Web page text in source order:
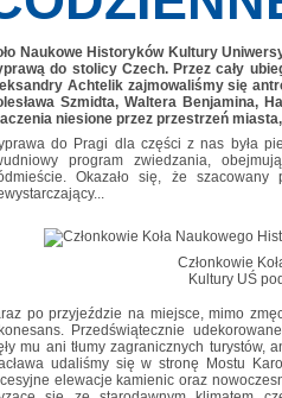
Naukowe Historyków Kultury
do stolicy Czech. Przez cały
Achtelik zajmowaliśmy się
Szmidta, Waltera Benjamina,
niesione przez przestrzeń
do Pragi dla części z nas była
program zwiedzania,
Okazało się, że
Członkowie
Kultury UŚ
po przyjeździe na miejsce, mimo
Przedświątecznie
mu ani tłumy zagranicznych turystów,
udaliśmy się w stronę Mostu
elewacje kamienic oraz